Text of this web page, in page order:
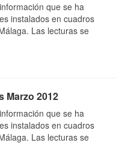
que se ha
instalados en cuadros
Las lecturas se
Marzo 2012
que se ha
instalados en cuadros
Las lecturas se